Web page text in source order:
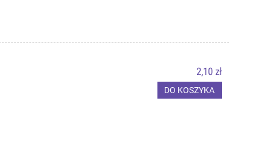
2,10 zł
DO KOSZYKA